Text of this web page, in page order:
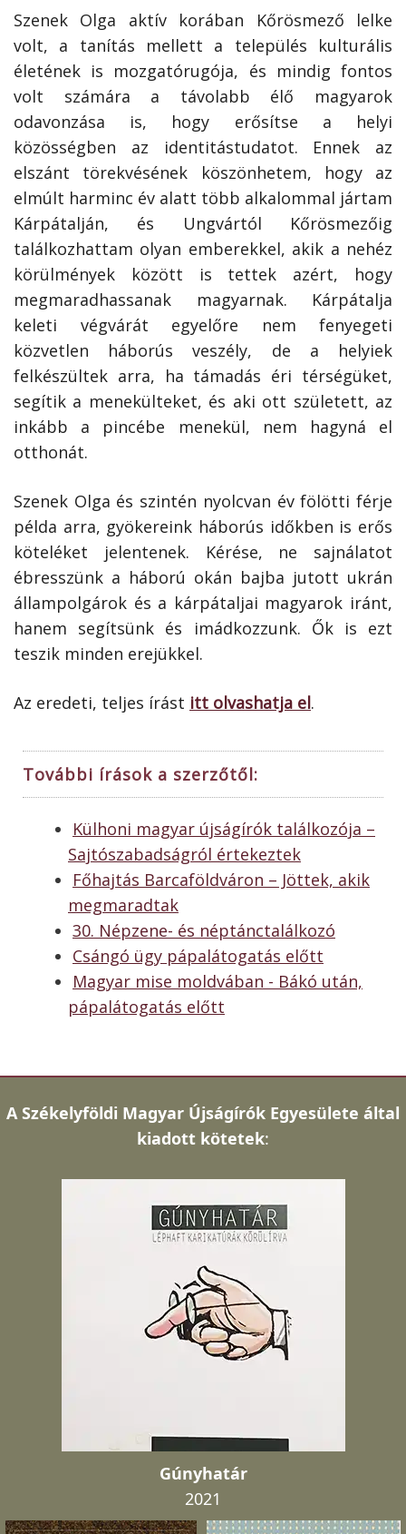
Szenek Olga aktív korában Kőrösmező lelke
volt, a tanítás mellett a település kulturális
életének is mozgatórugója, és mindig fontos
volt számára a távolabb élő magyarok
odavonzása is, hogy erősítse a helyi
közösségben az identitástudatot. Ennek az
elszánt törekvésének köszönhetem, hogy az
elmúlt harminc év alatt több alkalommal jártam
Kárpátalján, és Ungvártól Kőrösmezőig
találkozhattam olyan emberekkel, akik a nehéz
körülmények között is tettek azért, hogy
megmaradhassanak magyarnak. Kárpátalja
keleti végvárát egyelőre nem fenyegeti
közvetlen háborús veszély, de a helyiek
felkészültek arra, ha támadás éri térségüket,
segítik a menekülteket, és aki ott született, az
inkább a pincébe menekül, nem hagyná el
otthonát.
Szenek Olga és szintén nyolcvan év fölötti férje
példa arra, gyökereink háborús időkben is erős
köteléket jelentenek. Kérése, ne sajnálatot
ébresszünk a háború okán bajba jutott ukrán
állampolgárok és a kárpátaljai magyarok iránt,
hanem segítsünk és imádkozzunk. Ők is ezt
teszik minden erejükkel.
Az eredeti, teljes írást itt olvashatja el.
További írások a szerzőtől:
Külhoni magyar újságírók találkozója –
Sajtószabadságról értekeztek
Főhajtás Barcaföldváron – Jöttek, akik
megmaradtak
30. Népzene- és néptánctalálkozó
Csángó ügy pápalátogatás előtt
Magyar mise moldvában - Bákó után,
pápalátogatás előtt
A Székelyföldi Magyar Újságírók Egyesülete által
kiadott kötetek:
Gúnyhatár
2021